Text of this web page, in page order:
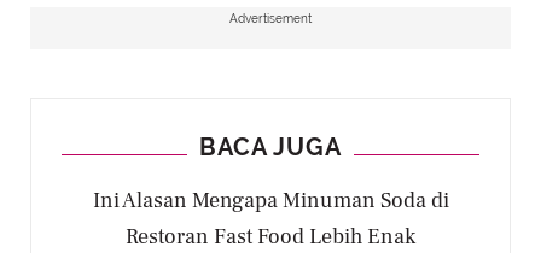
Advertisement
BACA JUGA
Ini Alasan Mengapa Minuman Soda di
Restoran Fast Food Lebih Enak